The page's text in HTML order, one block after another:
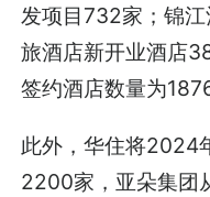
发项目732家；锦
旅酒店新开业酒店
签约酒店数量为1876
此外，华住将2024
2200家，亚朵集团